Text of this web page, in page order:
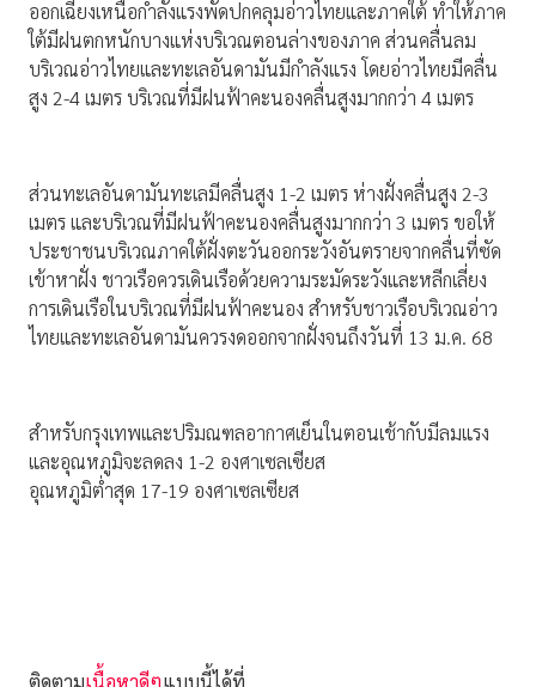
ออกเฉียงเหนือกำลังแรงพัดปกคลุมอ่าวไทยและภาคใต้ ทำให้ภาค
ใต้มีฝนตกหนักบางแห่งบริเวณตอนล่างของภาค ส่วนคลื่นลม
บริเวณอ่าวไทยและทะเลอันดามันมีกำลังแรง โดยอ่าวไทยมีคลื่น
สูง 2-4 เมตร บริเวณที่มีฝนฟ้าคะนองคลื่นสูงมากกว่า 4 เมตร
ส่วนทะเลอันดามันทะเลมีคลื่นสูง 1-2 เมตร ห่างฝั่งคลื่นสูง 2-3
เมตร และบริเวณที่มีฝนฟ้าคะนองคลื่นสูงมากกว่า 3 เมตร ขอให้
ประชาชนบริเวณภาคใต้ฝั่งตะวันออกระวังอันตรายจากคลื่นที่ซัด
เข้าหาฝั่ง ชาวเรือควรเดินเรือด้วยความระมัดระวังและหลีกเลี่ยง
การเดินเรือในบริเวณที่มีฝนฟ้าคะนอง สำหรับชาวเรือบริเวณอ่าว
ไทยและทะเลอันดามันควรงดออกจากฝั่งจนถึงวันที่ 13 ม.ค. 68
สําหรับกรุงเทพและปริมณฑลอากาศเย็นในตอนเช้ากับมีลมแรง
และอุณหภูมิจะลดลง 1-2 องศาเซลเซียส
อุณหภูมิต่ำสุด 17-19 องศาเซลเซียส
ติดตามเนื้อหาดีๆแบบนี้ได้ที่